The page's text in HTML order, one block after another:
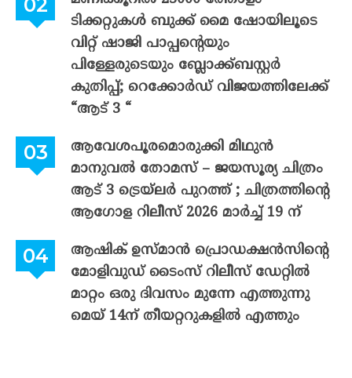
ടിക്കറ്റുകൾ ബുക്ക് മൈ ഷോയിലൂടെ
വിറ്റ് ഷാജി പാപ്പന്റെയും
പിള്ളേരുടെയും ബ്ലോക്ക്ബസ്റ്റർ
കുതിപ്പ്; റെക്കോർഡ് വിജയത്തിലേക്ക്
“ആട് 3 “
ആവേശപൂരമൊരുക്കി മിഥുൻ
മാനുവൽ തോമസ് – ജയസൂര്യ ചിത്രം
ആട് 3 ട്രെയ്‌ലർ പുറത്ത് ; ചിത്രത്തിന്റെ
ആഗോള റിലീസ് 2026 മാർച്ച് 19 ന്
ആഷിക് ഉസ്മാൻ പ്രൊഡക്ഷൻസിന്റെ
മോളിവുഡ് ടൈംസ് റിലീസ് ഡേറ്റിൽ
മാറ്റം ഒരു ദിവസം മുന്നേ എത്തുന്നു
മെയ് 14ന് തീയറ്ററുകളിൽ എത്തും